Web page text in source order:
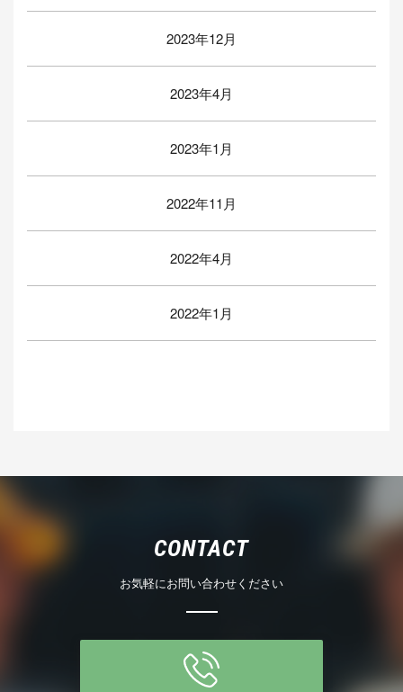
2023年12月
2023年4月
2023年1月
2022年11月
2022年4月
2022年1月
CONTACT
お気軽にお問い合わせください